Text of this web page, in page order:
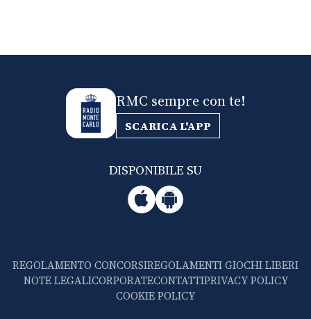
RMC sempre con te!
SCARICA L'APP
DISPONIBILE SU
REGOLAMENTO CONCORSIREGOLAMENTI GIOCHI LIBERI
NOTE LEGALICORPORATECONTATTIPRIVACY POLICY
COOKIE POLICY